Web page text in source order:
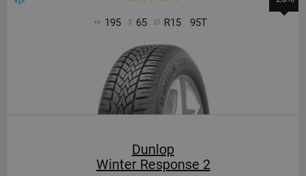
195 65 R15 95T
Dunlop
Winter Response 2